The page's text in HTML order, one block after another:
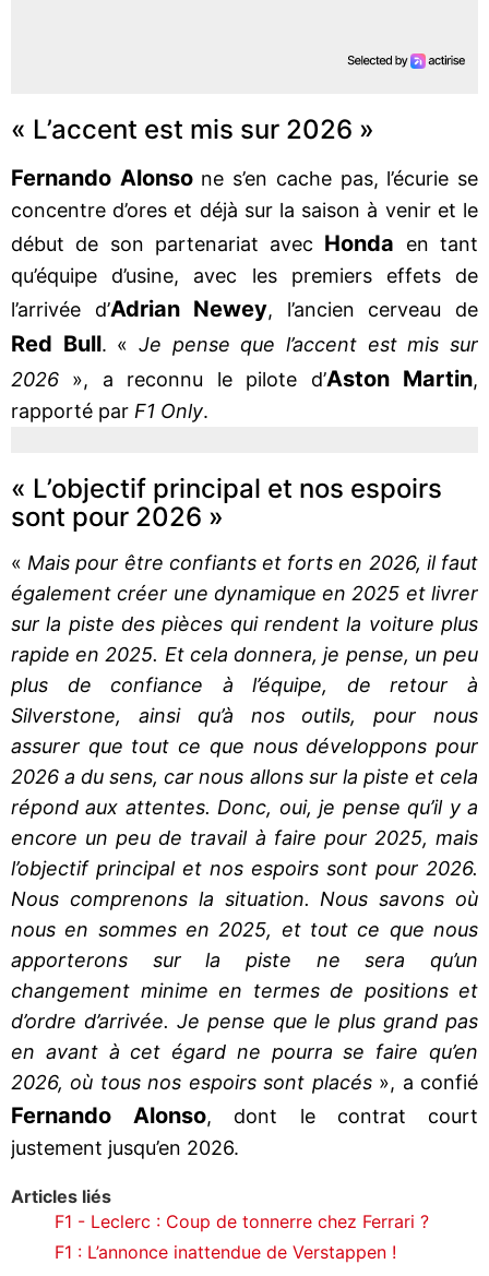
« L’accent est mis sur 2026 »
Fernando Alonsone s’en cache pas, l’écurie se
concentre d’ores et déjà sur la saison à venir et le
début de son partenariat avec Honda
en tant
qu’équipe d’usine, avec les premiers effets de
l’arrivée d’Adrian Newey, l’ancien cerveau de
Red Bull. «Je pense que l’accent est mis sur
2026 », a reconnu le pilote d’Aston Martin,
rapporté par F1 Only.
« L’objectif principal et nos espoirs
sont pour 2026 »
« Mais pour être confiants et forts en 2026, il faut
également créer une dynamique en 2025 et livrer
sur la piste des pièces qui rendent la voiture plus
rapide en 2025. Et cela donnera, je pense, un peu
plus de confiance à l’équipe, de retour à
Silverstone, ainsi qu’à nos outils, pour nous
assurer que tout ce que nous développons pour
2026 a du sens, car nous allons sur la piste et cela
répond aux attentes. Donc, oui, je pense qu’il y a
encore un peu de travail à faire pour 2025, mais
l’objectif principal et nos espoirs sont pour 2026.
Nous comprenons la situation. Nous savons où
nous en sommes en 2025, et tout ce que nous
apporterons sur la piste ne sera qu’un
changement minime en termes de positions et
d’ordre d’arrivée. Je pense que le plus grand pas
en avant à cet égard ne pourra se faire qu’en
2026, où tous nos espoirs sont placés», a confié
Fernando Alonso, dont le contrat court
justement jusqu’en 2026.
Articles liés
F1 - Leclerc : Coup de tonnerre chez Ferrari ?
F1 : L’annonce inattendue de Verstappen !